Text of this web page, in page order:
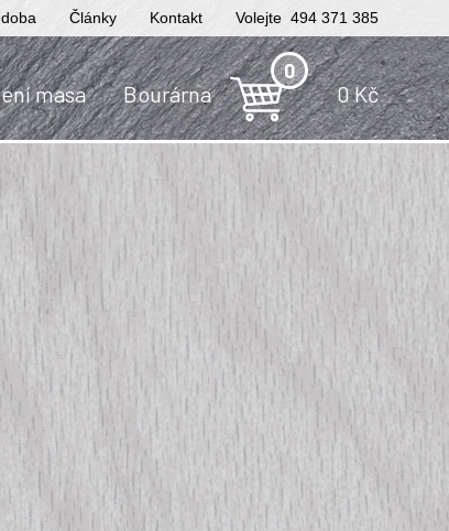
0
0Kč
Články Kontakt Volejte 494 371 385
Bourárna
masa